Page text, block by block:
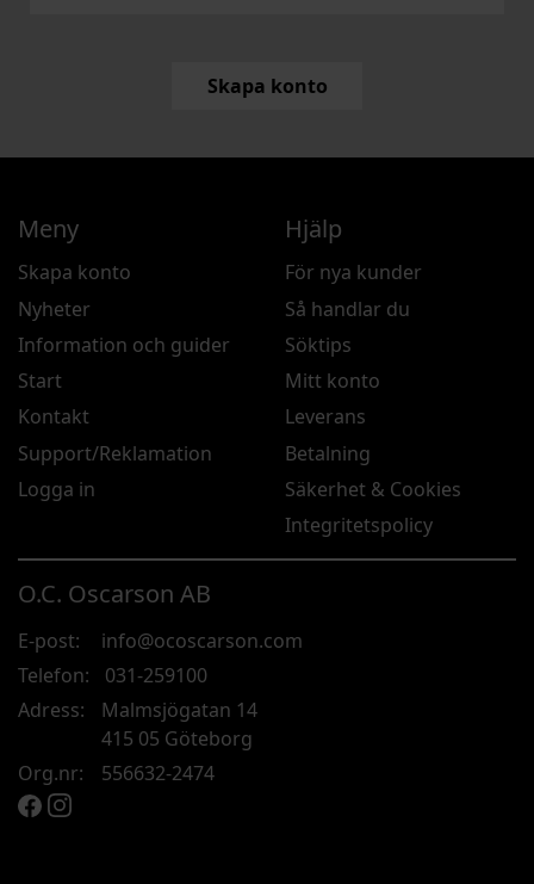
Skapa konto
O.C. Oscarson AB
E-post:
info@ocoscarson.com
Telefon:
031-259100
Adress:
Malmsjögatan 14
415 05 Göteborg
Org.nr:
556632-2474
Meny
Skapa konto
Nyheter
Information och guider
Start
Kontakt
Support/Reklamation
Logga in
Hjälp
För nya kunder
Så handlar du
Söktips
Mitt konto
Leverans
Betalning
Säkerhet & Cookies
Integritetspolicy